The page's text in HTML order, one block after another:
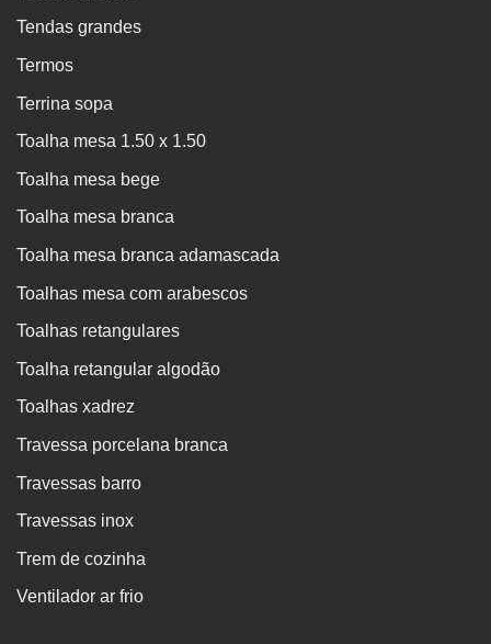
Tendas grandes
Termos
Terrina sopa
Toalha mesa 1.50 x 1.50
Toalha mesa bege
Toalha mesa branca
Toalha mesa branca adamascada
Toalhas mesa com arabescos
Toalhas retangulares
Toalha retangular algodão
Toalhas xadrez
Travessa porcelana branca
Travessas barro
Travessas inox
Trem de cozinha
Ventilador ar frio